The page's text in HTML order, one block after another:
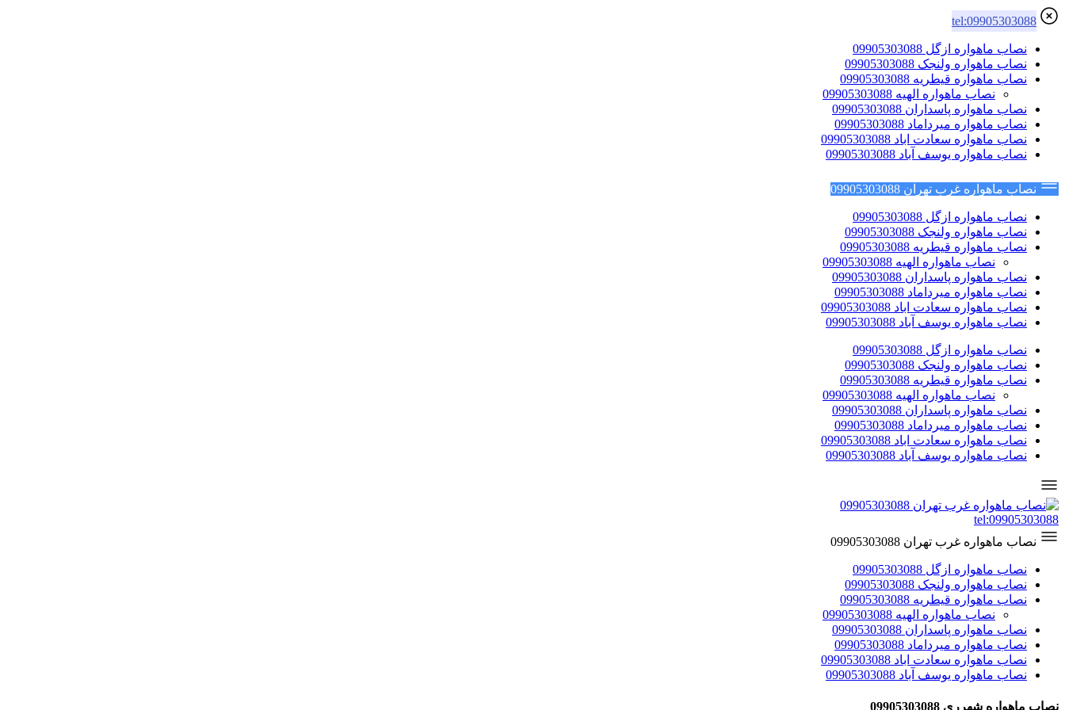
tel:09905303088
نصاب ماهواره ازگل 09905303088
نصاب ماهواره ولنجک 09905303088
نصاب ماهواره قیطریه 09905303088
نصاب ماهواره الهیه 09905303088
نصاب ماهواره پاسداران 09905303088
نصاب ماهواره میرداماد 09905303088
نصاب ماهواره سعادت اباد 09905303088
نصاب ماهواره یوسف آباد 09905303088
نصاب ماهواره غرب تهران 09905303088
نصاب ماهواره ازگل 09905303088
نصاب ماهواره ولنجک 09905303088
نصاب ماهواره قیطریه 09905303088
نصاب ماهواره الهیه 09905303088
نصاب ماهواره پاسداران 09905303088
نصاب ماهواره میرداماد 09905303088
نصاب ماهواره سعادت اباد 09905303088
نصاب ماهواره یوسف آباد 09905303088
نصاب ماهواره ازگل 09905303088
نصاب ماهواره ولنجک 09905303088
نصاب ماهواره قیطریه 09905303088
نصاب ماهواره الهیه 09905303088
نصاب ماهواره پاسداران 09905303088
نصاب ماهواره میرداماد 09905303088
نصاب ماهواره سعادت اباد 09905303088
نصاب ماهواره یوسف آباد 09905303088
tel:09905303088
نصاب ماهواره غرب تهران 09905303088
نصاب ماهواره ازگل 09905303088
نصاب ماهواره ولنجک 09905303088
نصاب ماهواره قیطریه 09905303088
نصاب ماهواره الهیه 09905303088
نصاب ماهواره پاسداران 09905303088
نصاب ماهواره میرداماد 09905303088
نصاب ماهواره سعادت اباد 09905303088
نصاب ماهواره یوسف آباد 09905303088
نصاب ماهواره شهرری 09905303088